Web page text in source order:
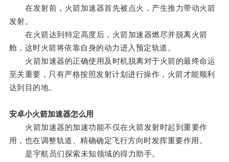
在发射前，火箭加速器首先被点火，产生推力带动火箭
发射。
在火箭达到特定高度后，火箭加速器燃尽并脱离火箭
舱，这时火箭将依靠自身的动力进入预定轨道。
火箭加速器的正确使用及时机脱离对于火箭的最终命运
至关重要，只有严格按照发射计划进行操作，火箭才能顺利
达到目的地。
安卓小火箭加速器怎么用
火箭加速器的加速功能不仅在火箭发射时起到重要作
用，也在调整轨道、精确确定飞行方向时发挥重要作用。
是宇航员们探索未知领域的得力助手。